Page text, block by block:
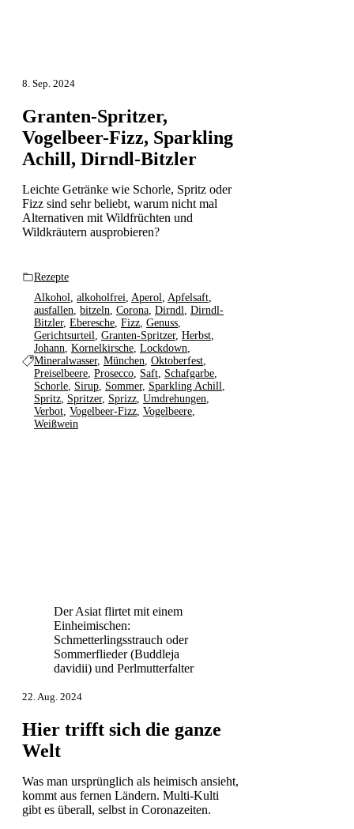
8. Sep. 2024
Granten-Spritzer,
Vogelbeer-Fizz, Sparkling
Achill, Dirndl-Bitzler
Leichte Getränke wie Schorle, Spritz oder
Fizz sind sehr beliebt, warum nicht mal
Alternativen mit Wildfrüchten und
Wildkräutern ausprobieren?
Rezepte
Alkohol
alkoholfrei Aperol Apfelsaft,
ausfallen bitzeln Corona, Dirndl
Dirndl-
Bitzler, Eberesche, Fizz, Genuss,
Gerichtsurteil
Granten-Spritzer, Herbst,
Johann Kornelkirsche, Lockdown
Mineralwasser, München Oktoberfest,
Preiselbeere, Prosecco, Saft, Schafgarbe,
Schorle, Sirup, Sommer, Sparkling Achill
Spritz, Spritzer, Sprizz, Umdrehungen
Verbot, Vogelbeer-Fizz, Vogelbeere,
Weißwein
Der Asiat flirtet mit einem
Einheimischen:
Schmetterlingsstrauch oder
Sommerflieder (Buddleja
davidii) und Perlmutterfalter
22. Aug. 2024
Hier trifft sich die ganze
Welt
Was man ursprünglich als heimisch ansieht,
kommt aus fernen Ländern. Multi-Kulti
gibt es überall, selbst in Coronazeiten.